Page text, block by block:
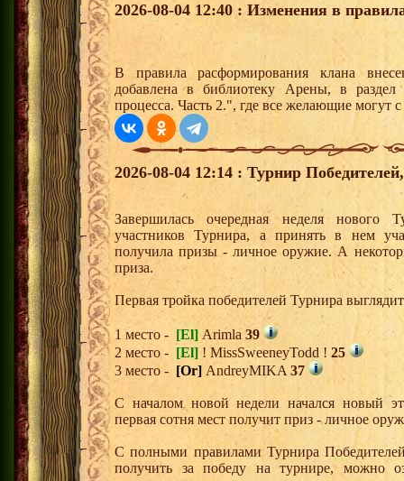
2026-08-04 12:40 : Изменения в
В правила расформирования клана
добавлена в библиотеку Арены, в
процесса. Часть 2.", где все желающие могут
2026-08-04 12:14 : Турнир
Завершилась очередная неделя нового
участников Турнира, а принять в нем
получила призы - личное оружие. А
приза.
Первая тройка победителей Турнира
1 место - [El] Arimla 39
2 место - [El] ! MissSweeneyTodd ! 25
3 место - [Or] AndreyMIKA 37
С началом новой недели начался новый
первая сотня мест получит приз - личное
С полными правилами Турнира
получить за победу на турнире, можно